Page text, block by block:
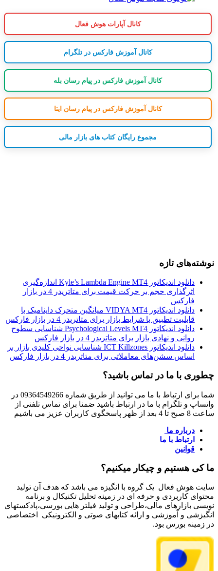
کانال آپارات هوش فعال
کانال آموزش فارکس در تلگرام
کانال آموزش فارکس در پیام رسان بله
کانال آموزش فارکس در پیام رسان ایتا
مجموع رایگان کتاب های بازار مالی
نوشته‌های تازه
دانلود اندیکاتور Kyle’s Lambda Engine MT4 اندازه‌گیری
اثرگذاری حجم بر حرکت قیمت برای متاتریدر 4 در بازار
فارکس
دانلود اندیکاتور VIDYA MT4 میانگین متحرک داینامیک با
قابلیت تطبیق با شرایط بازار برای متاتریدر 4 در بازار فارکس
دانلود اندیکاتور Psychological Levels MT4 شناسایی سطوح
روانی و نهادی بازار برای متاتریدر 4 در بازار فارکس
دانلود اندیکاتور ICT Killzones شناسایی نواحی کلیدی بازار بر
اساس سشن‌های معاملاتی برای متاتریدر 4 در بازار فارکس
چطوری با ما در تماس باشید؟
شما برای ارتباط با ما می توانید از طریق شماره 09364549266 در
واتساپ و تلگرام با ما در ارتباط باشید ضمنا برای تماس تلفنی از
ساعت 8 صبح تا 4 بعد از ظهر پاسخگوی کاربران عزیز می باشیم
درباره ما
ارتباط با ما
قوانین
ما کی هستیم و چیکار میکنیم؟
سایت هوش فعال یک گروه با انگیزه می باشد که هدف آن تولید
محتوای کاربردی و حرفه ای در زمینه تحلیل تکنیکال و برنامه
نویسی بازارهای مالی،طراحی و تولید فیلتر هایی بورسی،پادکستهای
انگیزشی و آموزشی و ارائه کتابهای صوتی و الکترونیکی اختصاصی
در زمینه بورس بود.